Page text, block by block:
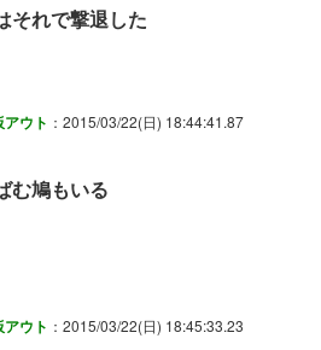
それで撃退した
ウト ：2015/03/22(日) 18:44:41.87
む鳩もいる
ウト ：2015/03/22(日) 18:45:33.23